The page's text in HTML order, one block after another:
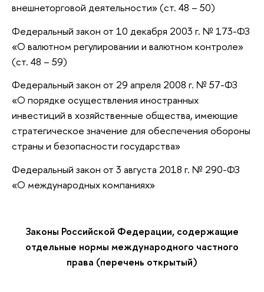
внешнеторговой деятельности» (ст. 48 – 50)
Федеральный закон от 10 декабря 2003 г. № 173-ФЗ
«О валютном регулировании и валютном контроле»
(ст. 48 – 59)
Федеральный закон от 29 апреля 2008 г. № 57-ФЗ
«О порядке осуществления иностранных
инвестиций в хозяйственные общества, имеющие
стратегическое значение для обеспечения обороны
страны и безопасности государства»
Федеральный закон от 3 августа 2018 г. № 290-ФЗ
«О международных компаниях»
Законы Российской Федерации, содержащие
отдельные нормы международного частного
права (перечень открытый)